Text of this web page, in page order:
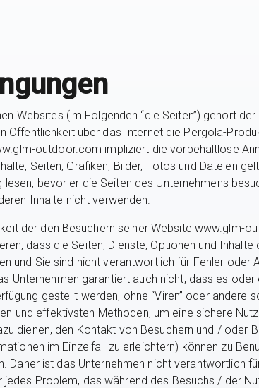
(im Folgenden “die Seiten”) gehört der
Öffentlichkeit über das Internet die Pergola-
outdoor.com impliziert die vorbehaltlose
Seiten, Grafiken, Bilder, Fotos und Dateien
bevor er die Seiten des Unternehmens
Inhalte nicht verwenden.
der den Besuchern seiner Website www.glm-
dass die Seiten, Dienste, Optionen und Inhalte
Sie sind nicht verantwortlich für Fehler oder
Unternehmen garantiert auch nicht, dass es
gestellt werden, ohne “Viren” oder
und effektivsten Methoden, um eine sichere
dienen, den Kontakt von Besuchern und / oder
im Einzelfall zu erleichtern) können zu
ist das Unternehmen nicht verantwortlich
Problem, das während des Besuchs / der